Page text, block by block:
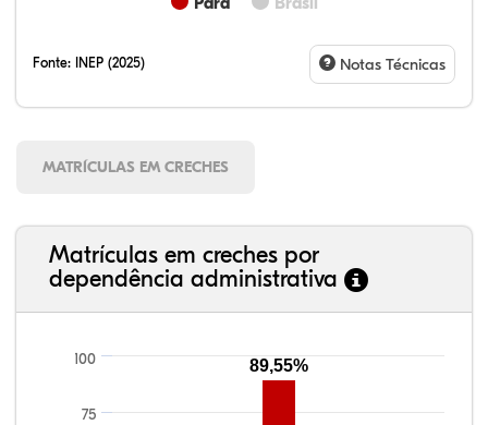
Fonte: INEP (2025) Notas Técnicas
MATRÍCULAS EM CRECHES
Matrículas em creches por
dependência administrativa
100
75
89,55%